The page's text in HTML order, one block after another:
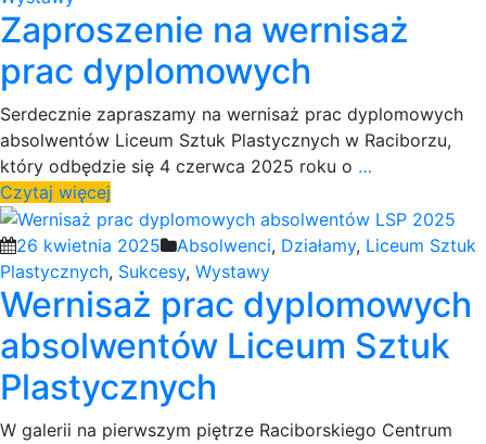
Zaproszenie na wernisaż
prac dyplomowych
Serdecznie zapraszamy na wernisaż prac dyplomowych
absolwentów Liceum Sztuk Plastycznych w Raciborzu,
który odbędzie się 4 czerwca 2025 roku o …
Czytaj więcej
26 kwietnia 2025 Absolwenci, Działamy, Liceum Sztuk
Plastycznych, Sukcesy, Wystawy
Wernisaż prac dyplomowych
absolwentów Liceum Sztuk
Plastycznych
W galerii na pierwszym piętrze Raciborskiego Centrum